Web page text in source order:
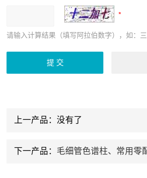
请输入计算结果（填写阿拉伯数字），如：
上一产品：没有了
下一产品： 毛细管色谱柱、常用零配件、进样硅胶垫、内衬